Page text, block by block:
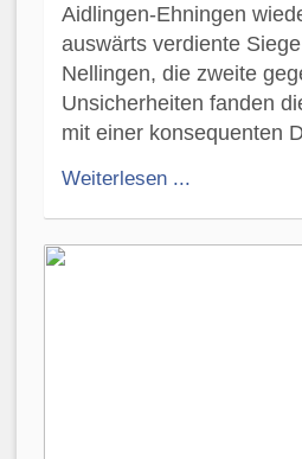
Aidlingen-Ehningen
auswärts verdiente
Nellingen, die zweite
Unsicherheiten fanden
mit einer konsequenten
Weiterlesen ...